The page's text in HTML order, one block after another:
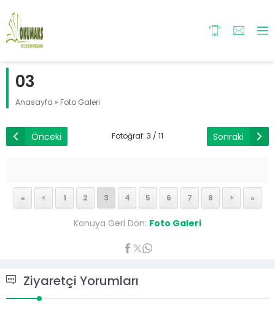
03
Anasayfa » Foto Galeri
Önceki Fotoğraf: 3 / 11 Sonraki
« < 1 2 3 4 5 6 7 8 > »
Konuya Geri Dön: Foto Galeri
Ziyaretçi Yorumları